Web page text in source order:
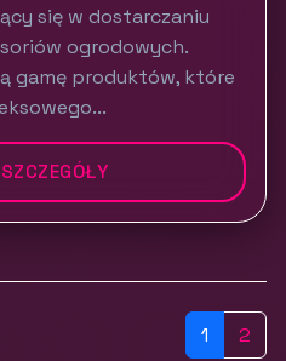
się w dostarczaniu
ogrodowych.
gamę produktów, które
1 2